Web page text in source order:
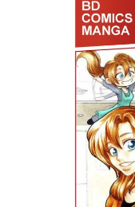
Toutes les collections